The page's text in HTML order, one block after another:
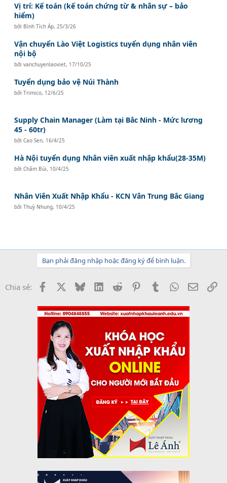
Vị trí: Kế toán (kế toán chứng từ & nhân sự – bảo
hiểm)
bởi Bình Tích Áp, 25/3/26
Vận chuyển Lào Việt Logistics tuyển dụng nhân viên
nội bộ
bởivanchuyenlaoviet, 17/10/25
Tuyển dụng bảo vệ Núi Thành
bởiTrimico, 12/6/25
Supply Chain Manager (Làm tại Bắc Ninh - Mức lương
45 - 60tr)
bởiCao Sen, 16/4/25
Hà Nội tuyển dụng Nhân viên xuất nhập khẩu(28-35M)
bởiChâm Bùi, 10/4/25
Nhân Viên Xuất Nhập Khẩu - KCN Vân Trung Bắc Giang
bởiThuỳ Nhung, 10/4/25
Bạn phải đăng nhập hoặc đăng ký để bình luận.
Chia sẻ: Facebook BlueskyLinkedInReddit PinterestTumblrWhatsApp
Email